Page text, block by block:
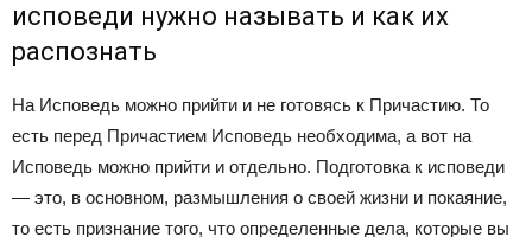
исповеди нужно называть и как их
распознать
На Исповедь можно прийти и не готовясь к Причастию. То
есть перед Причастием Исповедь необходима, а вот на
Исповедь можно прийти и отдельно. Подготовка к исповеди
— это, в основном, размышления о своей жизни и покаяние,
то есть признание того, что определенные дела, которые вы